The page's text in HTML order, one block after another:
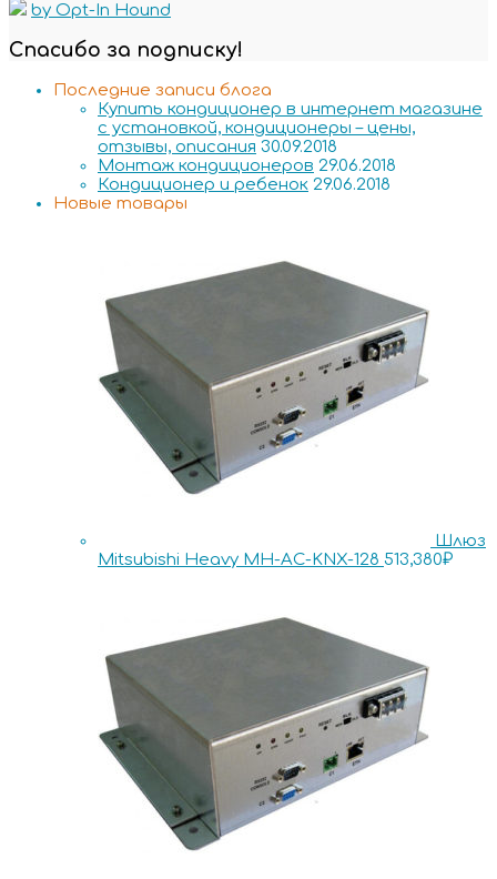
by Opt-In Hound
Спасибо за подписку!
Последние записи блога
Купить кондиционер в интернет магазине
с установкой, кондиционеры – цены,
отзывы, описания 30.09.2018
Монтаж кондиционеров 29.06.2018
Кондиционер и ребенок 29.06.2018
Новые товары
Шлюз
Mitsubishi Heavy MH-AC-KNX-128 513,380₽